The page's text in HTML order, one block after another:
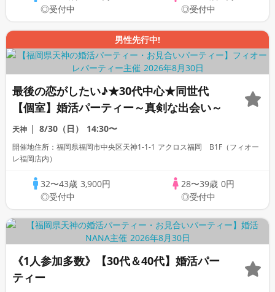
◎受付中
◎受付中
男性先行中!
最後の恋がしたい♪★30代中心★同世代
【個室】婚活パーティー～真剣な出会い～
天神 8/30（日） 14:30〜
開催地住所：福岡県福岡市中央区天神1-1-1 アクロス福岡 B1F（フィオー
レ福岡店内）
32〜43歳 3,900円
◎受付中
28〜39歳 0円
◎受付中
《1人参加多数》【30代＆40代】婚活パー
ティー